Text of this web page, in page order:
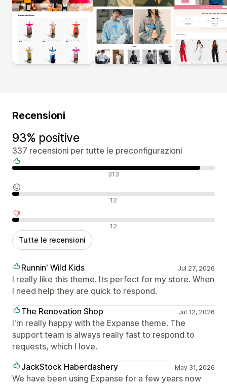
Recensioni
93% positive
337 recensioni per tutte le preconfigurazioni
Recensioni positive 313
Recensioni neutrali 12
Recensioni negative 12
Tutte le recensioni
Runnin' Wild Kids Jul 27, 2026
I really like this theme. Its perfect for my store. When
I need help they are quick to respond.
The Renovation Shop
Jul 12, 2026
I'm really happy with the Expanse theme. The
support team is always really fast to respond to
requests, which I love.
JackStock Haberdashery
May 31, 2026
We have been using Expanse for a few years now